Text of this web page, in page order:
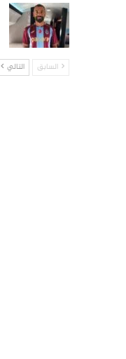
السابق التالي